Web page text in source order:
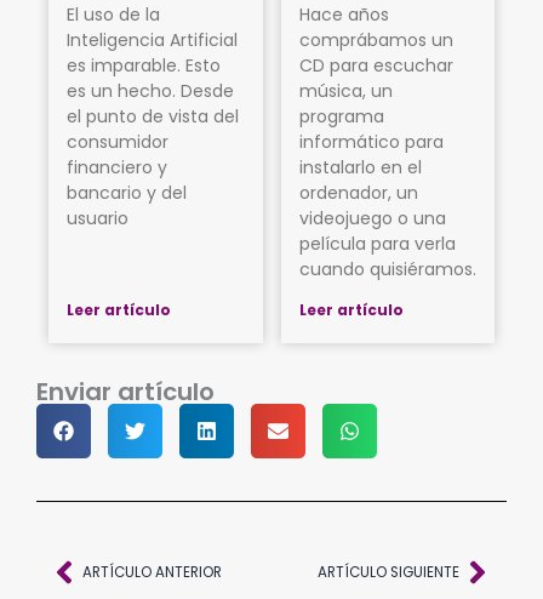
El uso de la
Inteligencia Artificial
es imparable. Esto
es un hecho. Desde
el punto de vista del
consumidor
financiero y
bancario y del
usuario
Leer artículo
Hace años
comprábamos un
CD para escuchar
música, un
programa
informático para
instalarlo en el
ordenador, un
videojuego o una
película para verla
cuando quisiéramos.
Leer artículo
Enviar artículo
AntARTÍCULO ANTERIOR ARTÍCULO SIGUIENTE